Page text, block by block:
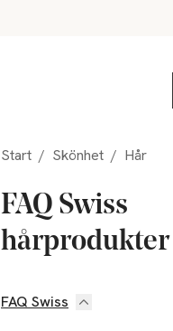
Start / Skönhet / Hår
FAQ Swiss
hårprodukter
Hoppa till produktsidan
FAQ Swiss